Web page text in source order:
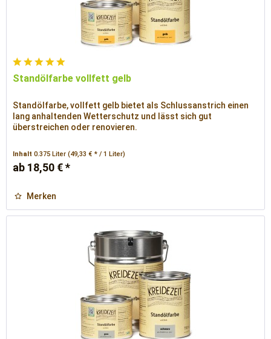
Standölfarbe vollfett gelb
Standölfarbe, vollfett gelb bietet als Schlussanstrich einen
lang anhaltenden Wetterschutz und lässt sich gut
überstreichen oder renovieren.
Inhalt0.375 Liter(49,33 € * / 1 Liter)
ab 18,50 € *
Merken